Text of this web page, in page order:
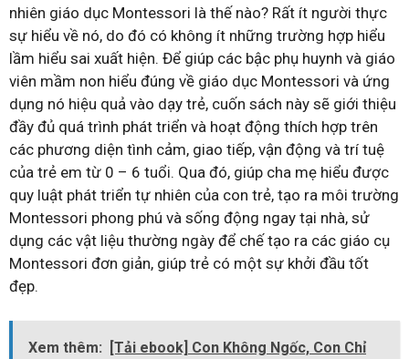
nhiên giáo dục Montessori là thế nào? Rất ít người thực
sự hiểu về nó, do đó có không ít những trường hợp hiểu
lầm hiểu sai xuất hiện. Để giúp các bậc phụ huynh và giáo
viên mầm non hiểu đúng về giáo dục Montessori và ứng
dụng nó hiệu quả vào dạy trẻ, cuốn sách này sẽ giới thiệu
đầy đủ quá trình phát triển và hoạt động thích hợp trên
các phương diện tình cảm, giao tiếp, vận động và trí tuệ
của trẻ em từ 0 – 6 tuổi. Qua đó, giúp cha mẹ hiểu được
quy luật phát triển tự nhiên của con trẻ, tạo ra môi trường
Montessori phong phú và sống động ngay tại nhà, sử
dụng các vật liệu thường ngày để chế tạo ra các giáo cụ
Montessori đơn giản, giúp trẻ có một sự khởi đầu tốt
đẹp.
Xem thêm:
[Tải ebook] Con Không Ngốc, Con Chỉ